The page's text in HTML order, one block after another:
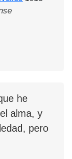
he
alma, y
pero